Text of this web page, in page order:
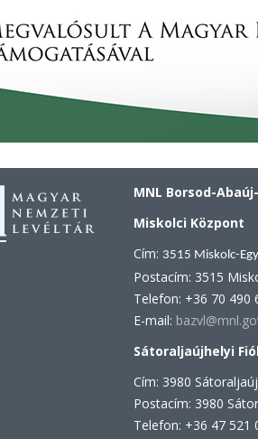
MNL Borsod-
Miskolci Központ
Cím: 3515 Miskolc-
Postacím: 3515
Telefon: +36 70 490
E-mail:
Sátoraljaújhelyi
Cím: 3980
Postacím: 3980
Telefon: +36 47 521